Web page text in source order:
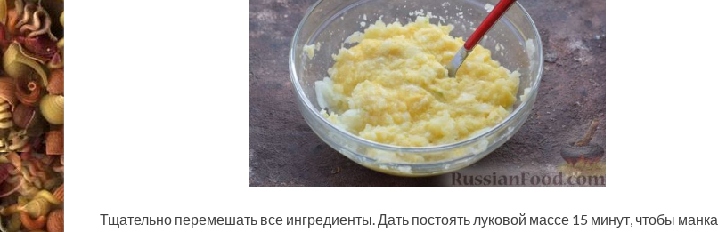
Тщательно перемешать все ингредиенты. Дать постоять луковой массе 15 минут, чтобы манка